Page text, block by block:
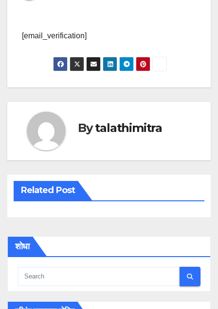
[email_verification]
Bytalathimitra
Related Post
शोधा